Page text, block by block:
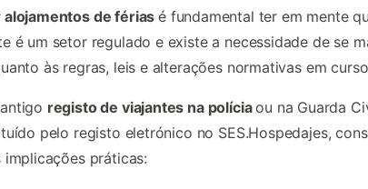
alojamentos de fériasé fundamental ter em mente
é um setor regulado e existe a necessidade de se
às regras, leis e alterações normativas em
registo de viajantes na políciaou na Guarda
pelo registo eletrónico no SES.Hospedajes,
implicações práticas: